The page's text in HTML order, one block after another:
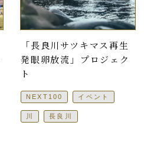
「長良川サツキマス再生
発眼卵放流」プロジェク
ト
NEXT100 イベント
川 長良川